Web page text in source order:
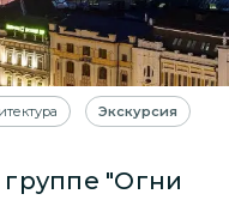
Экскурсия
"Огни